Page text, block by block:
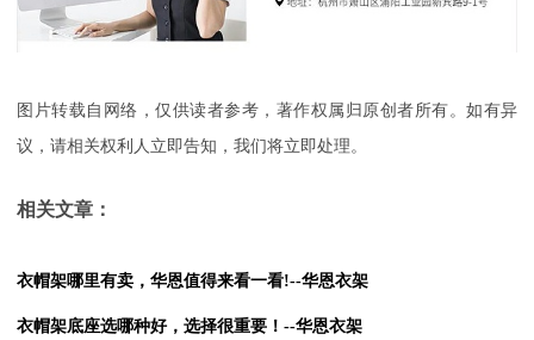
图片转载自网络，仅供读者参考，著作权属归原创者所有。如有异
议，请相关权利人立即告知，我们将立即处理。
相关文章：
衣帽架哪里有卖，华恩值得来看一看!--华恩衣架
衣帽架底座选哪种好，选择很重要！--华恩衣架